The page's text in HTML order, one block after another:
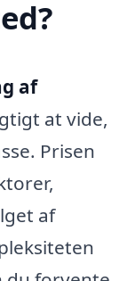
af
at vide,
Prisen
af